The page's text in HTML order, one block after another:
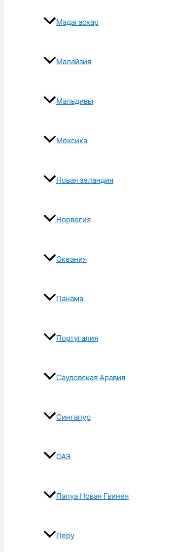
Мадагаскар
Малайзия
Мальдивы
Мексика
Новая зеландия
Норвегия
Океания
Панама
Португалия
Саудовская Аравия
Сингапур
ОАЭ
Папуа Новая Гвинея
Перу